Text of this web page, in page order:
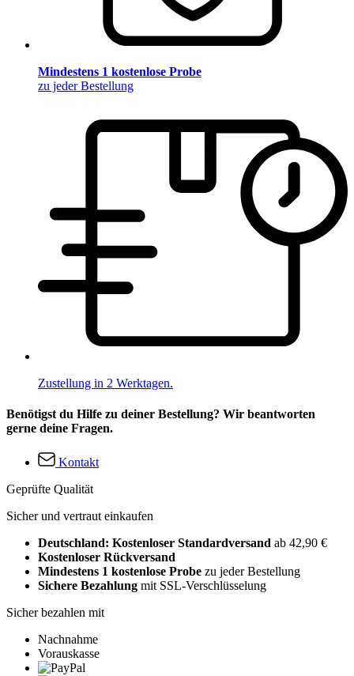
Mindestens 1 kostenlose Probe
zu jeder Bestellung
Zustellung in 2 Werktagen.
Benötigst du Hilfe zu deiner Bestellung? Wir beantworten
gerne deine Fragen.
Kontakt
Geprüfte Qualität
Sicher und vertraut einkaufen
Deutschland: Kostenloser Standardversand ab 42,90 €
Kostenloser Rückversand
Mindestens 1 kostenlose Probe zu jeder Bestellung
Sichere Bezahlung mit SSL-Verschlüsselung
Sicher bezahlen mit
Nachnahme
Vorauskasse